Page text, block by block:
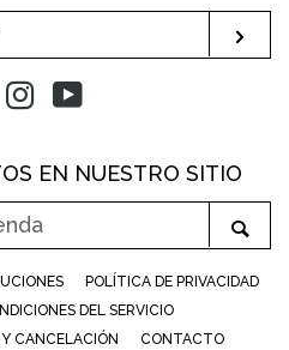
MAIL
FacebookInstagram
EN NUESTRO SITIO
BUSCAR
EN
NUESTRA
TIENDA
POLÍTICA DE PRIVACIDAD
DEL SERVICIO
CANCELACIÓN
CONTACTO